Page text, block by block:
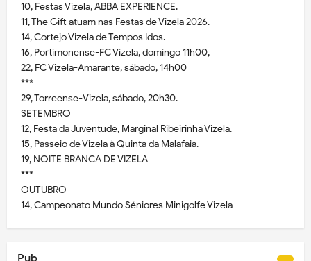
10, Festas Vizela, ABBA EXPERIENCE.
11, The Gift atuam nas Festas de Vizela 2026.
14, Cortejo Vizela de Tempos Idos.
16, Portimonense-FC Vizela, domingo 11h00,
22, FC Vizela-Amarante, sábado, 14h00
***
29, Torreense-Vizela, sábado, 20h30.
SETEMBRO
12, Festa da Juventude, Marginal Ribeirinha Vizela.
15, Passeio de Vizela à Quinta da Malafaia.
19, NOITE BRANCA DE VIZELA
***
OUTUBRO
14, Campeonato Mundo Séniores Minigolfe Vizela